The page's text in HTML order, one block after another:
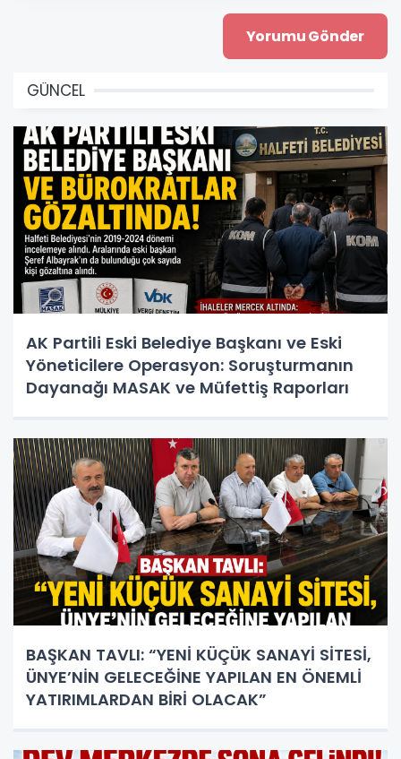
GÜNCEL
AK Partili Eski Belediye Başkanı ve Eski
Yöneticilere Operasyon: Soruşturmanın
Dayanağı MASAK ve Müfettiş Raporları
BAŞKAN TAVLI: “YENİ KÜÇÜK SANAYİ SİTESİ,
ÜNYE’NİN GELECEĞİNE YAPILAN EN ÖNEMLİ
YATIRIMLARDAN BİRİ OLACAK”